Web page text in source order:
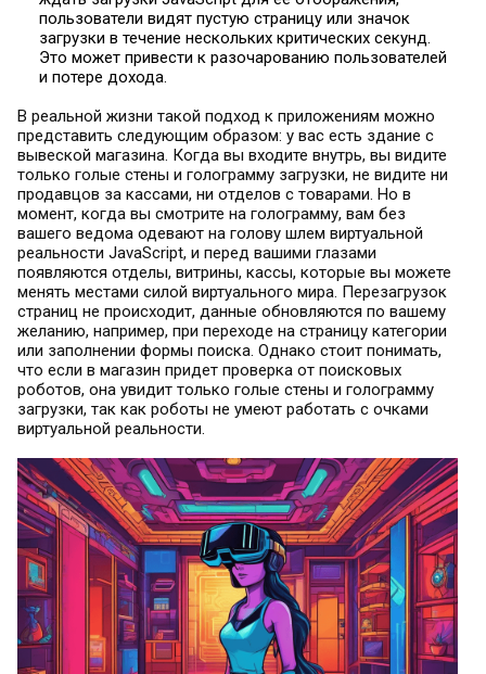
пользователи видят пустую страницу или значок
загрузки в течение нескольких критических секунд.
Это может привести к разочарованию пользователей
и потере дохода.
В реальной жизни такой подход к приложениям можно
представить следующим образом: у вас есть здание с
вывеской магазина. Когда вы входите внутрь, вы видите
только голые стены и голограмму загрузки, не видите ни
продавцов за кассами, ни отделов с товарами. Но в
момент, когда вы смотрите на голограмму, вам без
вашего ведома одевают на голову шлем виртуальной
реальности JavaScript, и перед вашими глазами
появляются отделы, витрины, кассы, которые вы можете
менять местами силой виртуального мира. Перезагрузок
страниц не происходит, данные обновляются по вашему
желанию, например, при переходе на страницу категории
или заполнении формы поиска. Однако стоит понимать,
что если в магазин придет проверка от поисковых
роботов, она увидит только голые стены и голограмму
загрузки, так как роботы не умеют работать с очками
виртуальной реальности.